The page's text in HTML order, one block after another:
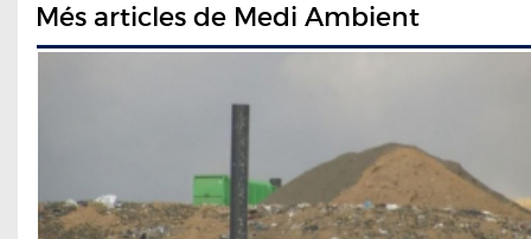
Més articles de Medi Ambient